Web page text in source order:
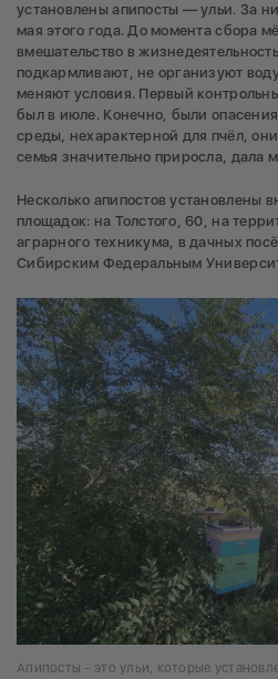
установлены апипосты — ульи. За
мая этого года. До момента сбора
вмешательство в
подкармливают, не организуют
меняют условия. Первый
был в июле. Конечно, были
среды, нехарактерной для пчёл,
семья значительно приросла, дала
Несколько апипостов установлены
площадок: на Толстого, 60, на
аграрного техникума, в дачных
Сибирским Федеральным
Апипосты - это ульи, которые